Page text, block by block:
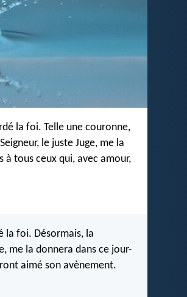
la foi. Telle une couronne,
le juste Juge, me la
tous ceux qui, avec amour,
la foi. Désormais, la
me la donnera dans ce jour-
aimé son avènement.